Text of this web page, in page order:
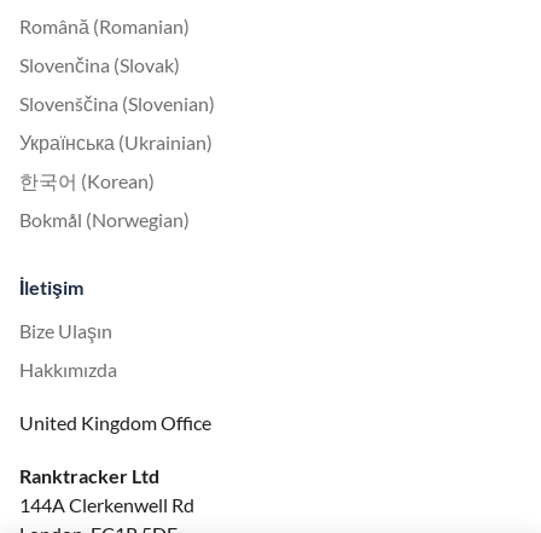
Română (Romanian)
Slovenčina (Slovak)
Slovenščina (Slovenian)
Українська (Ukrainian)
한국어 (Korean)
Bokmål (Norwegian)
İletişim
Bize Ulaşın
Hakkımızda
United Kingdom Office
Ranktracker Ltd
144A Clerkenwell Rd